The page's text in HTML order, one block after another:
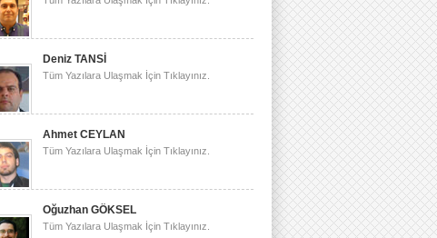
Deniz TANSİ
Tüm Yazılara Ulaşmak İçin Tıklayınız.
Ahmet CEYLAN
Tüm Yazılara Ulaşmak İçin Tıklayınız.
Oğuzhan GÖKSEL
Tüm Yazılara Ulaşmak İçin Tıklayınız.